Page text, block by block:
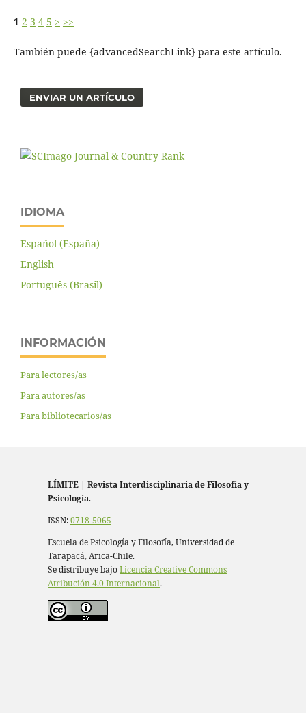
1 2 3 4 5 > >>
También puede {advancedSearchLink} para este artículo.
ENVIAR UN ARTÍCULO
IDIOMA
Español (España)
English
Português (Brasil)
INFORMACIÓN
Para lectores/as
Para autores/as
Para bibliotecarios/as
LÍMITE | Revista Interdisciplinaria de Filosofía y
Psicología.
ISSN:0718-5065
Escuela de Psicología y Filosofía, Universidad de
Tarapacá, Arica-Chile.
Se distribuye bajoLicencia Creative Commons
Atribución 4.0 Internacional.